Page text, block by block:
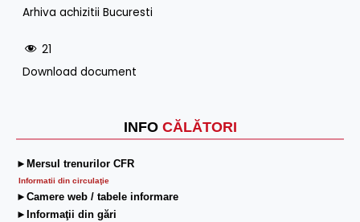
INFO CĂLĂTORI
►Mersul trenurilor CFR
Informatii din circulaţie
►Camere web / tabele informare
►Informaţii din gări
Arhiva achizitii Bucuresti
21
Download document